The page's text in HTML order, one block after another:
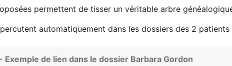
permettent de tisser un véritable arbre
automatiquement dans les dossiers des 2 patients
Exemple de lien dans le dossier Barbara Gordon